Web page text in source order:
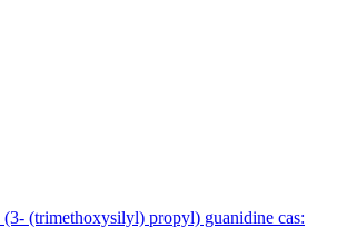
(3- (trimethoxysilyl) propyl) guanidine cas: